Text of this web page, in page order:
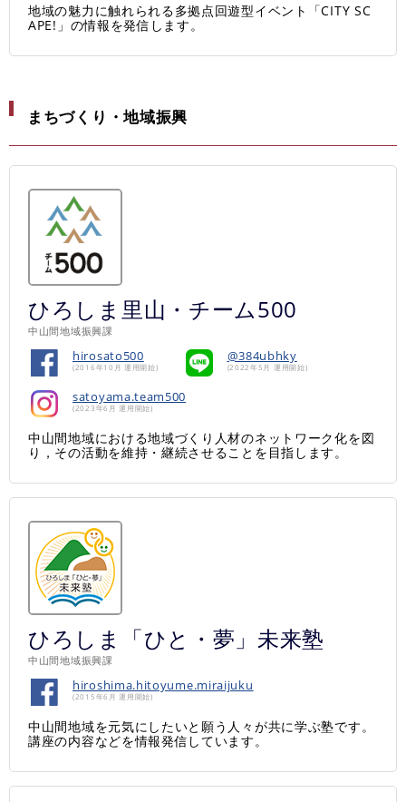
地域の魅力に触れられる多拠点回遊型イベント「CITY SC
APE!」の情報を発信します。
まちづくり・地域振興
ひろしま里山・チーム500
中山間地域振興課
hirosato500
(2016年10月 運用開始)
@384ubhky
(2022年5月 運用開始)
satoyama.team500
(2023年6月 運用開始)
中山間地域における地域づくり人材のネットワーク化を図
り，その活動を維持・継続させることを目指します。
ひろしま「ひと・夢」未来塾
中山間地域振興課
hiroshima.hitoyume.miraijuku
(2015年6月 運用開始)
中山間地域を元気にしたいと願う人々が共に学ぶ塾です。
講座の内容などを情報発信しています。